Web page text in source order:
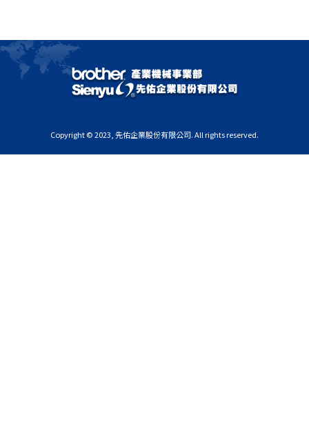
Copyright © 2023, 先佑企業股份有限公司. All rights reserved.